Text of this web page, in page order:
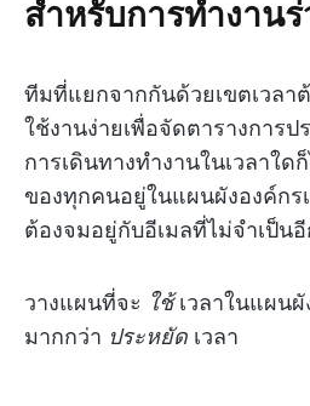
สำหรับการทำงาน
ทีมที่แยกจากกันด้วยเขตเวลา
ใช้งานง่ายเพื่อจัดตารางการป
การเดินทางทำงานในเวลาใ
ของทุกคนอยู่ในแผนผังองค์กร
ต้องจมอยู่กับอีเมลที่ไม่จำเป็น
วางแผนที่จะ ใช้เวลาในแผนผั
มากกว่า ประหยัด เวลา